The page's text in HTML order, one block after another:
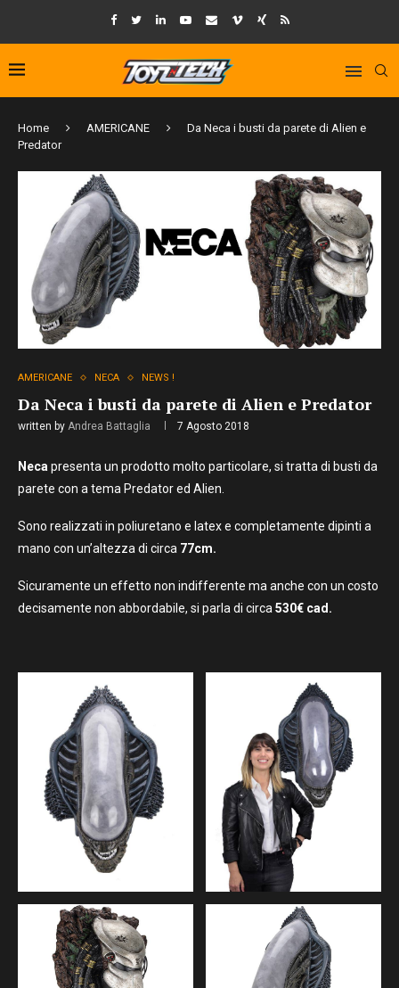
Home AMERICANE
Da Neca i busti da parete di Alien e
Predator
AMERICANE NECA NEWS !
Da Neca i busti da parete di Alien e Predator
written by Andrea Battaglia 7 Agosto 2018
Neca presenta un prodotto molto particolare, si tratta di busti da
parete con a tema Predator ed Alien.
Sono realizzati in poliuretano e latex e completamente dipinti a
mano con un’altezza di circa 77cm.
Sicuramente un effetto non indifferente ma anche con un costo
decisamente non abbordabile, si parla di circa 530€ cad.